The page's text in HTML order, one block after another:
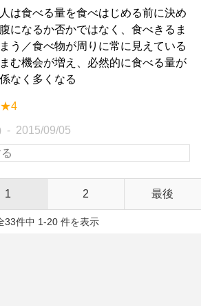
は食べる量を食べはじめる前に決め
になるか否かではなく、食べきるま
う／食べ物が周りに常に見えている
む機会が増え、必然的に食べる量が
なく多くなる
★4
2015/09/05
1 2 最後
33件中 1-20 件を表示